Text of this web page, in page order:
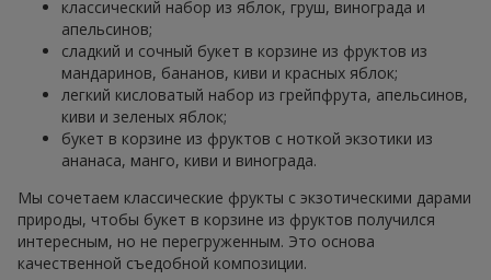
классический набор из яблок, груш, винограда и
апельсинов;
сладкий и сочный букет в корзине из фруктов из
мандаринов, бананов, киви и красных яблок;
легкий кисловатый набор из грейпфрута, апельсинов,
киви и зеленых яблок;
букет в корзине из фруктов с ноткой экзотики из
ананаса, манго, киви и винограда.
Мы сочетаем классические фрукты с экзотическими дарами
природы, чтобы букет в корзине из фруктов получился
интересным, но не перегруженным. Это основа
качественной съедобной композиции.